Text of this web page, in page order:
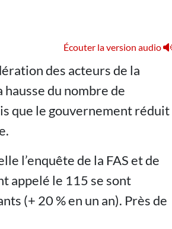
Écouter la version audio
des acteurs de la
du nombre de
que le gouvernement réduit
l’enquête de la FAS et de
appelé le 115 se sont
(+ 20 % en un an). Près de